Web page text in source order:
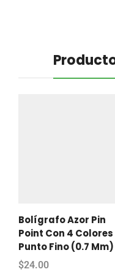
Bolígrafo Azor Pin
Point Con 4 Colores
Punto Fino (0.7 Mm)
$24.00